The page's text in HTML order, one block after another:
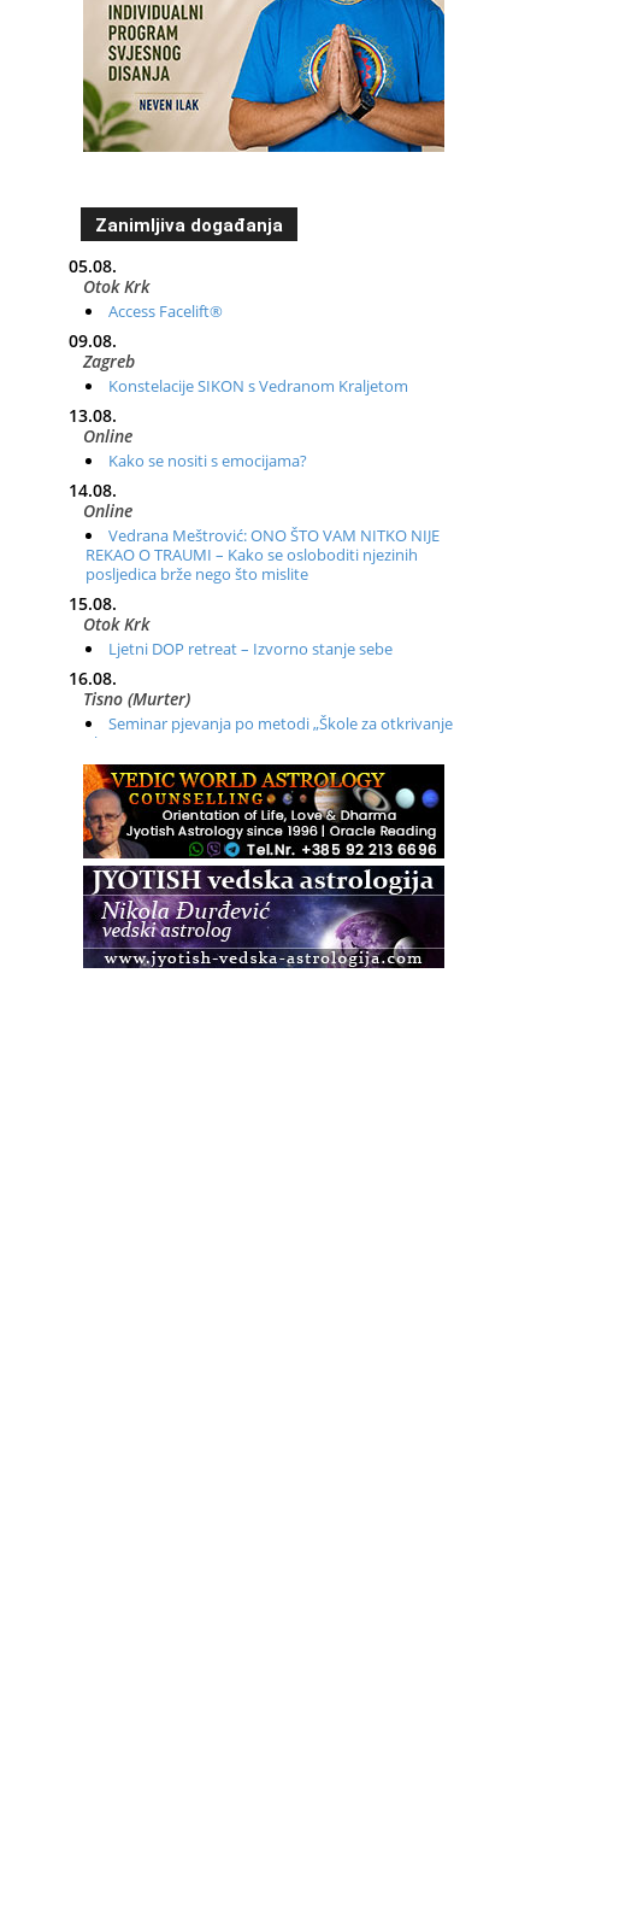
Zanimljiva događanja
05.08.
Otok Krk
Access Facelift®
09.08.
Zagreb
Konstelacije SIKON s Vedranom Kraljetom
13.08.
Online
Kako se nositi s emocijama?
14.08.
Online
Vedrana Meštrović: ONO ŠTO VAM NITKO NIJE
REKAO O TRAUMI – Kako se osloboditi njezinih
posljedica brže nego što mislite
15.08.
Otok Krk
Ljetni DOP retreat – Izvorno stanje sebe
16.08.
Tisno (Murter)
Seminar pjevanja po metodi „Škole za otkrivanje
glasa“
20.08.
Online
Radionica: Pomagači iz drugih dimenzija Online –
otvoreno za sve
21.08.
Zagreb+Online
Osnovni ThetaHealing® tečaj, Zagreb i Online
22.08.
Pula